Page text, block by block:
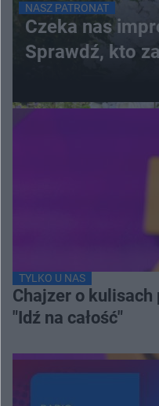
NASZ PATRONAT
Czeka nas
Sprawdź, kto
TYLKO U NAS
Chajzer o kulisach
"Idź na całość"